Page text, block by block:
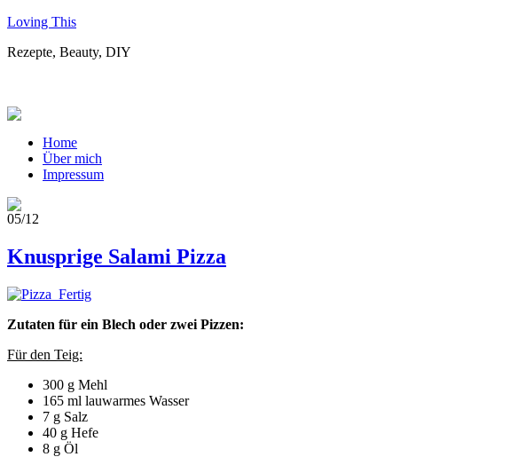
Loving This
Rezepte, Beauty, DIY
Home
Über mich
Impressum
05/12
Knusprige Salami Pizza
Zutaten für ein Blech oder zwei Pizzen:
Für den Teig:
300 g Mehl
165 ml lauwarmes Wasser
7 g Salz
40 g Hefe
8 g Öl